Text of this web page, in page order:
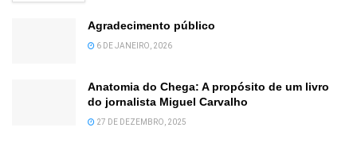
Agradecimento público
6 DE JANEIRO, 2026
Anatomia do Chega: A propósito de um livro
do jornalista Miguel Carvalho
27 DE DEZEMBRO, 2025